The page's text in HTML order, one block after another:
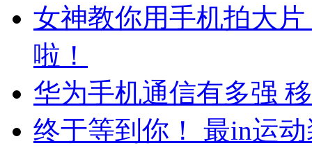
女神教你用手机拍大
啦！
华为手机通信有多强
终于等到你！ 最in运